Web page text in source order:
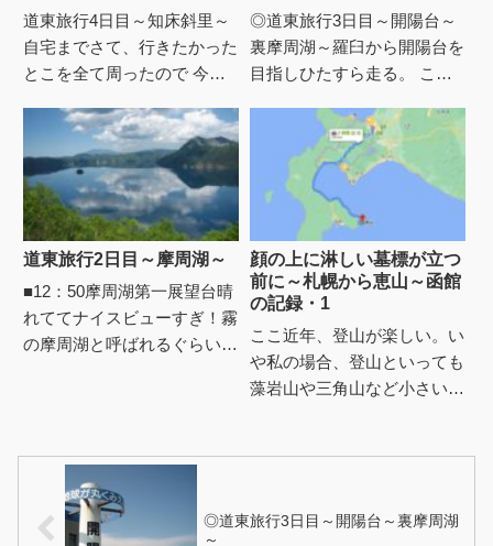
道東旅行4日目～知床斜里～
自宅までさて、行きたかった
とこを全て周ったので 今後
た。当初の予定としては●知
床斜里～見落としたとこ色々
～帯広...
◎道東旅行3日目～開陽台～
裏摩周湖～羅臼から開陽台を
目指しひたすら走る。 これ
で。 ずーっと牛・牛・牛で
同じとこをグルグルまわって
るよ...
道東旅行2日目～摩周湖～
■12：50摩周湖第一展望台晴
れててナイスビューすぎ！霧
の摩周湖と呼ばれるぐらい、
顔の上に淋しい墓標が立つ
前に～札幌から恵山～函館
の記録・1
ここ近年、登山が楽しい。い
や私の場合、登山といっても
藻岩山や三角山など小さい子
◎道東旅行3日目～開陽台～裏摩周湖
～